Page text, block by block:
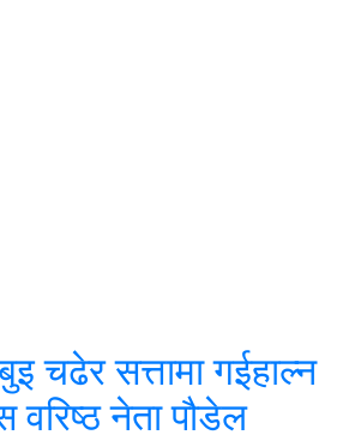
चढेर सत्तामा गईहाल्न
वरिष्ठ नेता पौडेल